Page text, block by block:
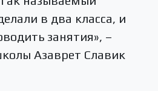
в два класса, и
занятия», –
Азаврет Славик